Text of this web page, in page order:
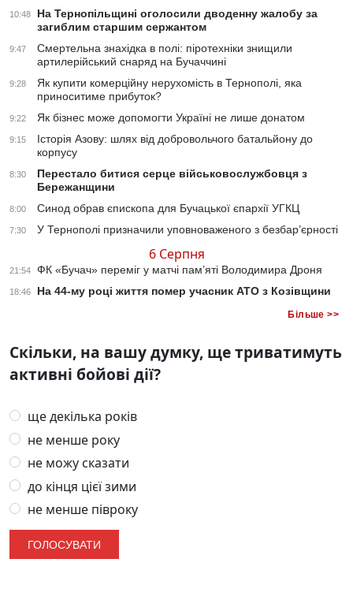
10:48
На Тернопільщині оголосили дводенну жалобу за
загиблим старшим сержантом
9:47
Смертельна знахідка в полі: піротехніки знищили
артилерійський снаряд на Бучаччині
9:28
Як купити комерційну нерухомість в Тернополі, яка
приноситиме прибуток?
9:22 Як бізнес може допомогти Україні не лише донатом
9:15
Історія Азову: шлях від добровольчого батальйону до
корпусу
8:30
Перестало битися серце військовослужбовця з
Бережанщини
8:00 Синод обрав єпископа для Бучацької єпархії УГКЦ
7:30 У Тернополі призначили уповноваженого з безбар’єрності
6 Серпня
21:54 ФК «Бучач» переміг у матчі пам’яті Володимира Дроня
18:46 На 44-му році життя помер учасник АТО з Козівщини
Більше >>
Скільки, на вашу думку, ще триватимуть
активні бойові дії?
ще декілька років
не менше року
не можу сказати
до кінця цієї зими
не менше півроку